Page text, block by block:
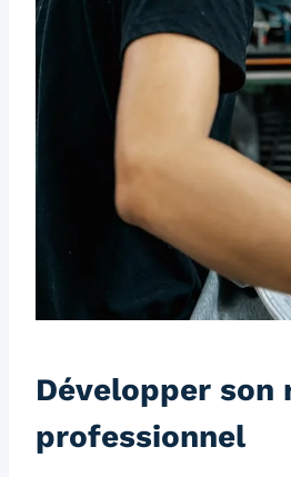
Développer son
professionnel